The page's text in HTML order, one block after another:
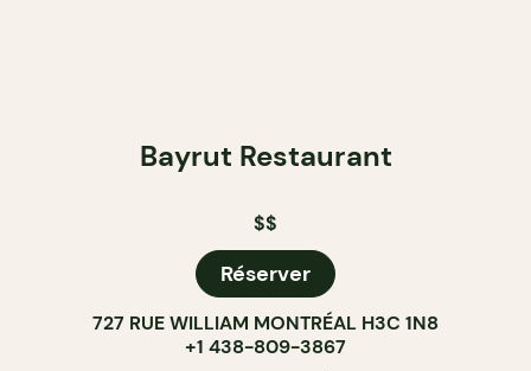
Bayrut Restaurant
$$
Réserver
727 RUE WILLIAM MONTRÉAL H3C 1N8
+1 438-809-3867